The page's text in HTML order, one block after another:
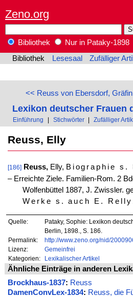
Zeno.org
Bibliothek
Nur in Pataky-1898
Bibliothek
Lesesaal Zufälliger
<< Reuss von Ebersdorf,
Lexikon deutscher Frauen
Einführung | Stichwörter | Zufälliger
Reuss, Elly
[186] Reuss,Elly, Biographie s.
‒ Erreichte Ziele. Familien-Rom. 2
Wolfenbüttel 1887, J. Zwissler.
Werke s. auch E. Relly
Quelle:
Pataky, Sophie: Lexikon
Berlin, 1898., S. 186.
Permalink:
http://www.zeno.org/nid/
Lizenz:
Gemeinfrei
Kategorien:
Lexikalischer Artikel
Ähnliche Einträge in anderen
Brockhaus-1837: Reuss
DamenConvLex-1834: Reuss, die